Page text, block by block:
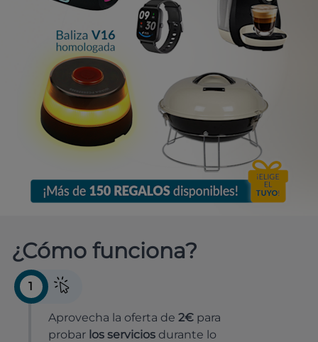
¿Cómo funciona?
1
Aprovecha la oferta de 2€ para
probar los servicios durante lo